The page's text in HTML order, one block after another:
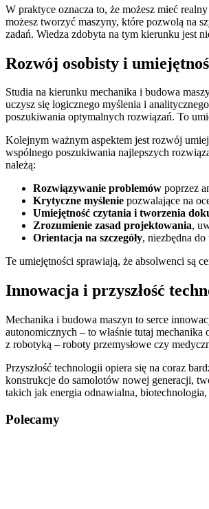
W praktyce oznacza to, że możesz mieć
możesz tworzyć maszyny, które pozwolą na
zadań. Wiedza zdobyta na tym kierunku jest
Rozwój osobisty i
Studia na kierunku mechanika i budowa
uczysz się logicznego myślenia i
poszukiwania optymalnych rozwiązań. To
Kolejnym ważnym aspektem jest rozwój
wspólnego poszukiwania najlepszych
należą:
Rozwiązywanie problemów poprzez
Krytyczne myślenie pozwalające na
Umiejętność czytania i tworzenia
Zrozumienie zasad projektowania,
Orientacja na szczegóły, niezbędna
Te umiejętności sprawiają, że absolwenci są
Innowacja i przyszłość
Mechanika i budowa maszyn to serce
autonomicznych – to właśnie tutaj
z robotyką – roboty przemysłowe czy
Przyszłość technologii opiera się na coraz
konstrukcje do samolotów nowej generacji,
takich jak energia odnawialna,
Polecamy